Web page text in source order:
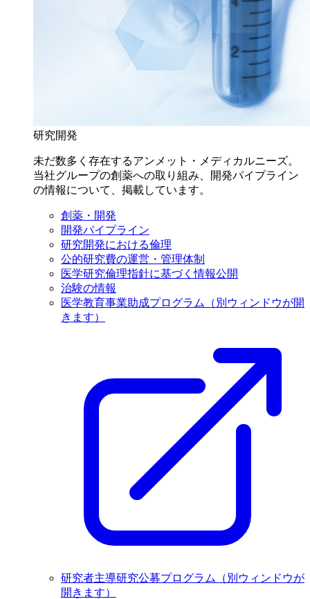
研究開発
未だ数多く存在するアンメット・メディカルニーズ。
当社グループの創薬への取り組み、開発パイプライン
の情報について、掲載しています。
創薬・開発
開発パイプライン
研究開発における倫理
公的研究費の運営・管理体制
医学研究倫理指針に基づく情報公開
治験の情報
医学教育事業助成プログラム
（別ウィンドウが開
きます）
研究者主導研究公募プログラム
（別ウィンドウが
開きます）